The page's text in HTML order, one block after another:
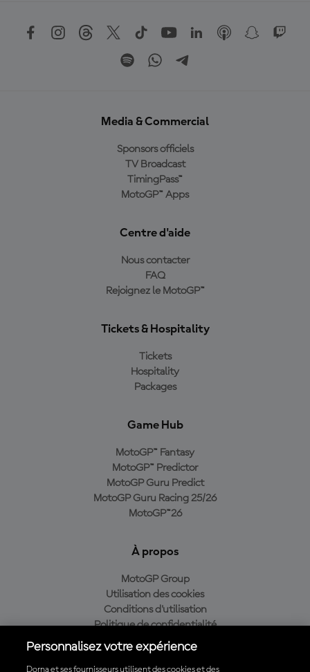
Media & Commercial
Sponsors officiels
TV Broadcast
TimingPass™
MotoGP™ Apps
Centre d'aide
Nous contacter
FAQ
Rejoignez le MotoGP™
Tickets & Hospitality
Tickets
Hospitality
Packages
Game Hub
MotoGP™ Fantasy
MotoGP™ Predictor
MotoGP Guru Predict
MotoGP Guru Racing 25/26
MotoGP™26
À propos
MotoGP Group
Utilisation des cookies
Conditions d'utilisation
Politique de confidentialité
Politique d’achat
Personnalisez votre expérience
Dorna et ses fournisseurs utilisent des cookies et des